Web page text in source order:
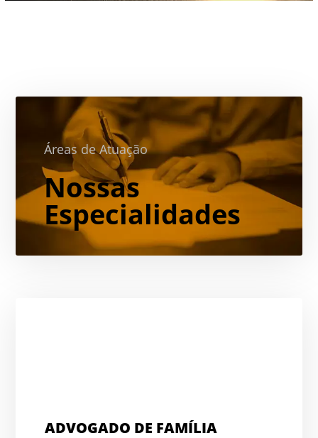
Áreas de Atuação
Nossas
Especialidades
ADVOGADO DE FAMÍLIA